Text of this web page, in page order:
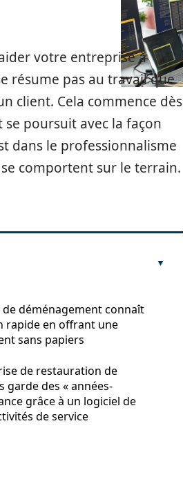
votre entreprise à
résume pas au travail que
client. Cela commence dès
poursuit avec la façon
dans le professionnalisme
comportent sur le terrain.
de déménagement connaît
rapide en offrant une
sans papiers
de restauration de
garde des « années-
grâce à un logiciel de
de service